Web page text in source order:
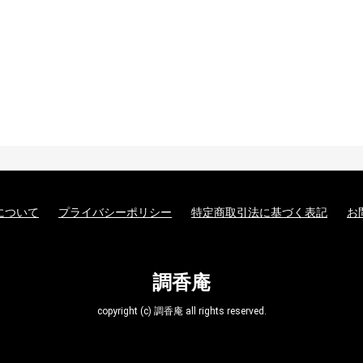
ついて プライバシーポリシー 特定商取引法に基づく表記 お
調香庵
copyright (c) 調香庵 all rights reserved.